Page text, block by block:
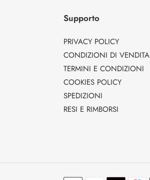
Supporto
PRIVACY POLICY
CONDIZIONI DI VENDITA
TERMINI E CONDIZIONI
COOKIES POLICY
SPEDIZIONI
RESI E RIMBORSI